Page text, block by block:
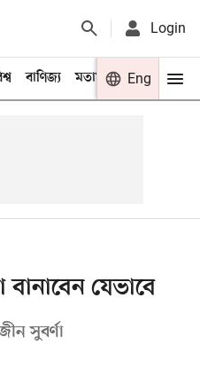
Login
বাণিজ্য মতামত খেলা
Eng
যেভাবে
সুবর্ণা